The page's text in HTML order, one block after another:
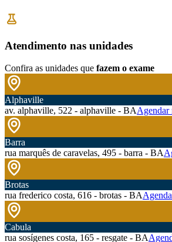
Atendimento nas unidades
Confira as unidades que fazem o exame
Alphaville
av. alphaville, 522 - alphaville - BAAgendar
Barra
rua marquês de caravelas, 495 - barra - BA
Brotas
rua frederico costa, 616 - brotas - BA
Cabula
rua sosígenes costa, 165 - resgate - BA